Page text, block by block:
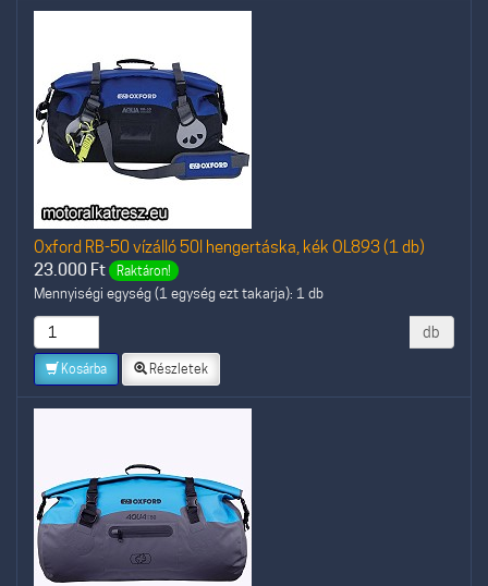
Oxford RB-50 vízálló 50l hengertáska, kék OL893 (1 db)
23.000 Ft Raktáron!
Mennyiségi egység (1 egység ezt takarja): 1 db
db
Kosárba Részletek